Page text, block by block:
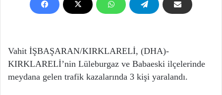
Vahit İŞBAŞARAN/KIRKLARELİ, (DHA)-
KIRKLARELİ’nin Lüleburgaz ve Babaeski ilçelerinde
meydana gelen trafik kazalarında 3 kişi yaralandı.